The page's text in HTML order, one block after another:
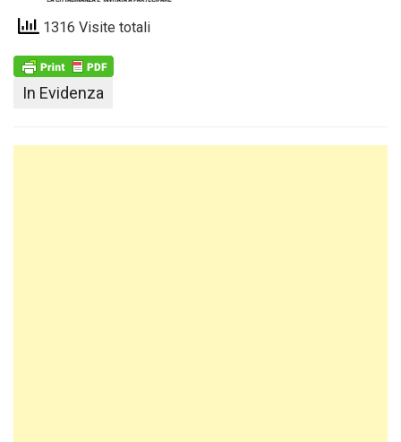
1316 Visite totali
In Evidenza